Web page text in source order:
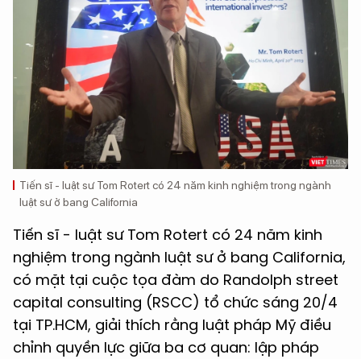
Tiến sĩ - luật sư Tom Rotert có 24 năm kinh nghiệm trong ngành
luật sư ở bang California
Tiến sĩ - luật sư Tom Rotert có 24 năm kinh
nghiệm trong ngành luật sư ở bang California,
có mặt tại cuộc tọa đàm do Randolph street
capital consulting (RSCC) tổ chức sáng 20/4
tại TP.HCM, giải thích rằng luật pháp Mỹ điều
chỉnh quyền lực giữa ba cơ quan: lập pháp